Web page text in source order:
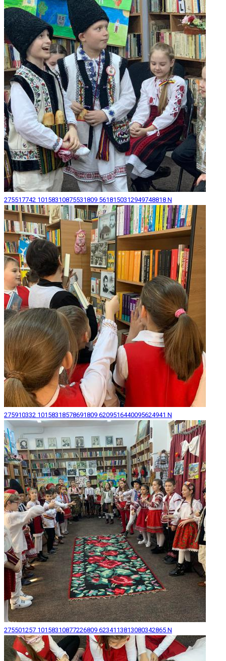
275517742 10158310875531809 5618150312949748818 N
275910332 10158318578691809 6209516440095624941 N
275501257 10158310877226809 6234113813080342865 N